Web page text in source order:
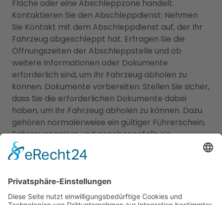
Fläche oder eine Abschleppzone handelt.
Kontaktieren Sie den Abschleppdienst: Nehmen
Sie Kontakt mit dem Abschleppdienst auf, der Ihr
Fahrzeug abgeschleppt hat. Erfragen Sie die
Öffnungszeiten der Abschleppstelle und ob
weitere Informationen oder Dokumente
erforderlich sind, um Ihr Fahrzeug abholen zu
können. Dokumente vorbereiten: Stellen Sie sicher,
dass Sie die erforderlichen Dokumente dabei
haben, um Ihr Fahrzeug abholen zu können. Dazu
gehören normalerweise ein gültiger Führerschein,
Fahrzeugpapiere und gegebenenfalls ein
Nachweis über die Zahlung von
Abschleppgebühren. Zahlung der Gebühren:
Abschleppgebühren und klären Sie die
Zahlungsmodalitäten. Stellen Sie sicher, dass Sie